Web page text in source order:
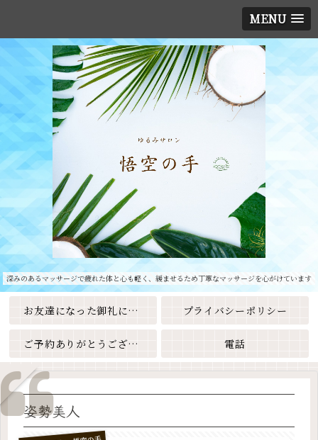
MENU
深みのあるマッサージで疲れた体と心も軽く、緩ませるため丁寧なマッサージを心がけています
お友達になった御礼に素敵なクーポンをプレゼント🎁 プライバシーポリシー
ご予約ありがとうございます 電話
姿勢美人